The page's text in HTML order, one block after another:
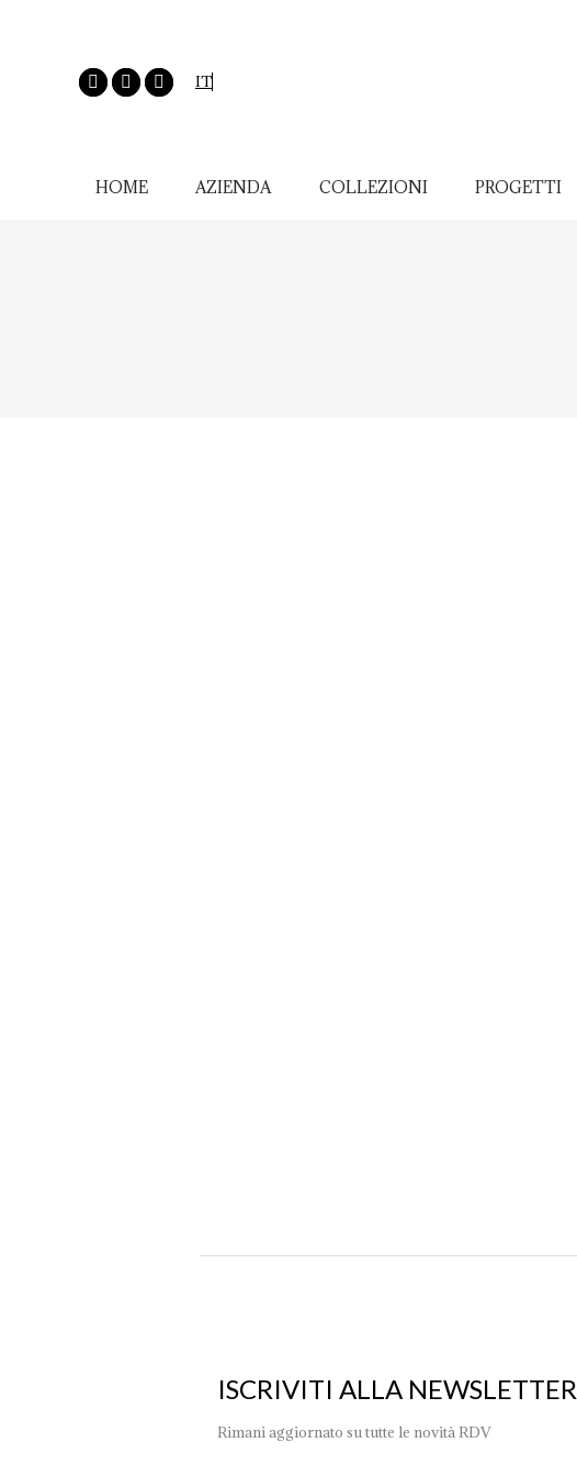
IT
HOME AZIENDA COLLEZIONI PROGETTI
ISCRIVITI ALLA NEWSLETTER
Rimani aggiornato su tutte le novità RDV